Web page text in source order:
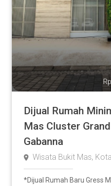
Rp
Dijual Rumah
Mas Cluster
Gabanna
Wisata Bukit Mas,
*Dijual Rumah Baru Gress